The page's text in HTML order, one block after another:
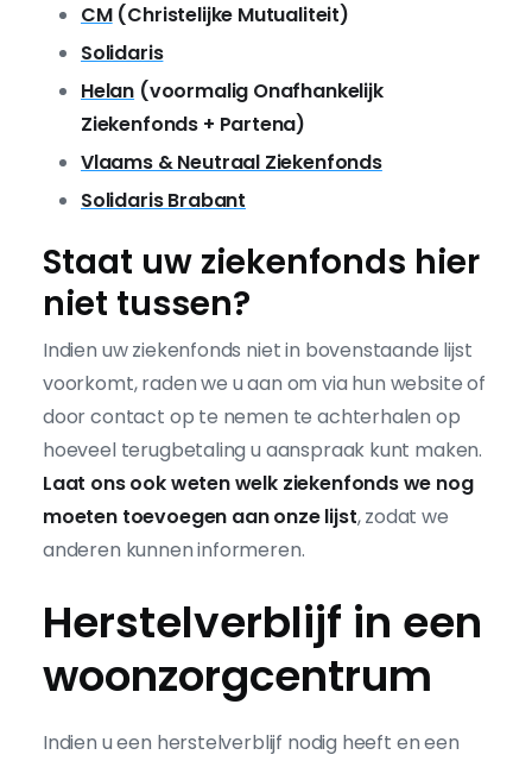
CM(Christelijke Mutualiteit)
Solidaris
Helan (voormalig Onafhankelijk
Ziekenfonds + Partena)
Vlaams & Neutraal Ziekenfonds
Solidaris Brabant
Staat uw ziekenfonds hier
niet tussen?
Indien uw ziekenfonds niet in bovenstaande lijst
voorkomt, raden we u aan om via hun website of
door contact op te nemen te achterhalen op
hoeveel terugbetaling u aanspraak kunt maken.
Laat ons ook weten welk ziekenfonds we nog
moeten toevoegen aan onze lijst, zodat we
anderen kunnen informeren.
Herstelverblijf in een
woonzorgcentrum
Indien u een herstelverblijf nodig heeft en een